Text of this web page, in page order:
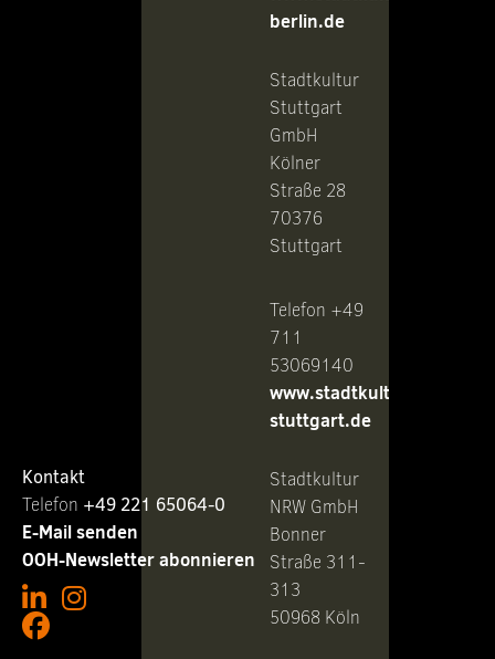
Kontakt
Telefon ‭ +49 221 65064-0
E-Mail senden
OOH-Newsletter abonnieren
berlin.de
Stadtkultur
Stuttgart
GmbH
Kölner
Straße 28
70376
Stuttgart
Telefon +49
711
53069140
www.stadtkultur-
stuttgart.de
Stadtkultur
NRW GmbH
Bonner
Straße 311-
313
50968 Köln